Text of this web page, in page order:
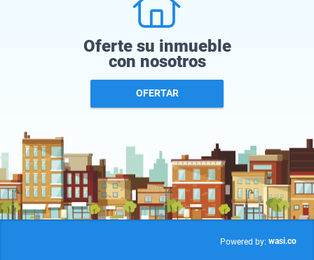
Oferte su inmueble
con nosotros
OFERTAR
Powered by: wasi.co